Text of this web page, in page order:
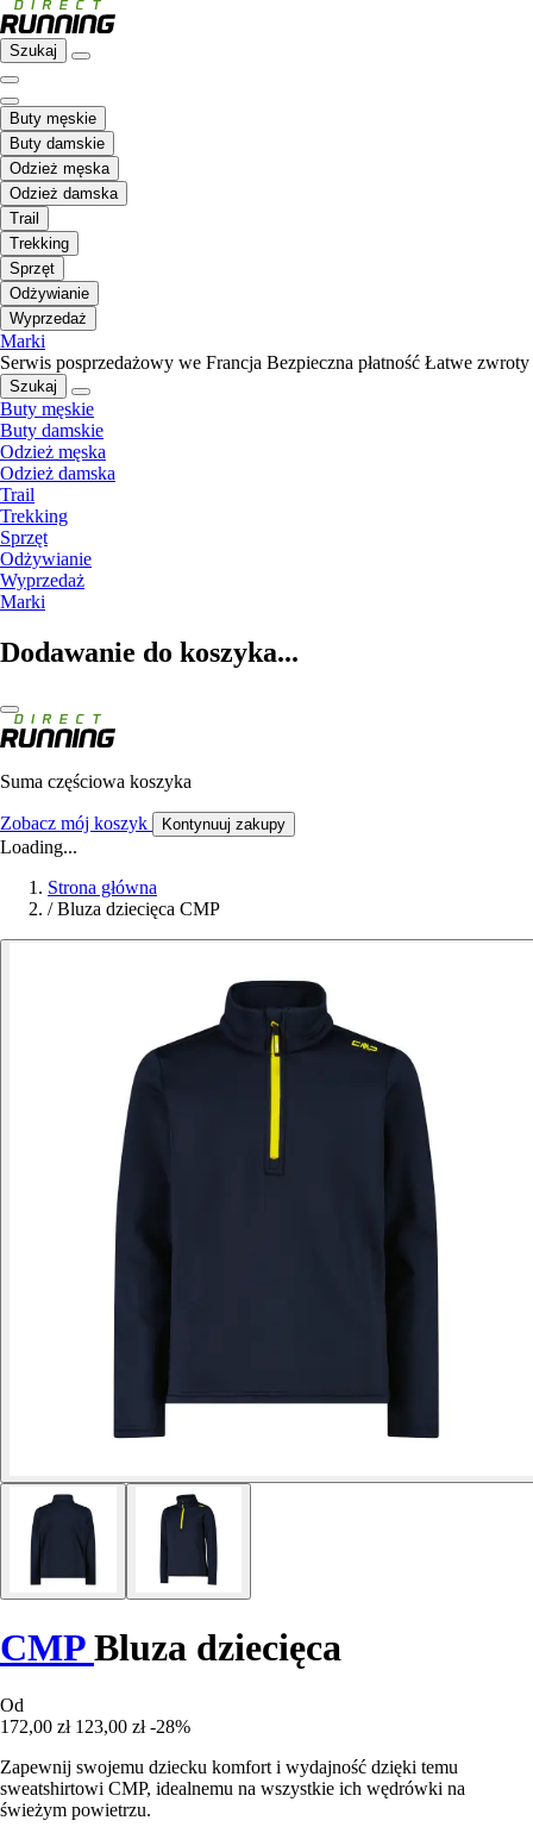
Szukaj
Buty męskie
Buty damskie
Odzież męska
Odzież damska
Trail
Trekking
Sprzęt
Odżywianie
Wyprzedaż
Marki
Serwis posprzedażowy we Francja Bezpieczna płatność Łatwe zwroty
Szukaj
Buty męskie
Buty damskie
Odzież męska
Odzież damska
Trail
Trekking
Sprzęt
Odżywianie
Wyprzedaż
Marki
Dodawanie do koszyka...
Suma częściowa koszyka
Zobacz mój koszyk Kontynuuj zakupy
Loading...
Strona główna
/ Bluza dziecięca CMP
CMPBluza dziecięca
Od
172,00 zł 123,00 zł -28%
Zapewnij swojemu dziecku komfort i wydajność dzięki temu
sweatshirtowi CMP, idealnemu na wszystkie ich wędrówki na
świeżym powietrzu.